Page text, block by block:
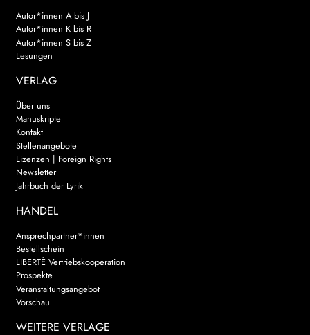
Autor*innen A bis J
Autor*innen K bis R
Autor*innen S bis Z
Lesungen
VERLAG
Über uns
Manuskripte
Kontakt
Stellenangebote
Lizenzen | Foreign Rights
Newsletter
Jahrbuch der Lyrik
HANDEL
Ansprechpartner*innen
Bestellschein
LIBERTÉ Vertriebskooperation
Prospekte
Veranstaltungsangebot
Vorschau
WEITERE VERLAGE